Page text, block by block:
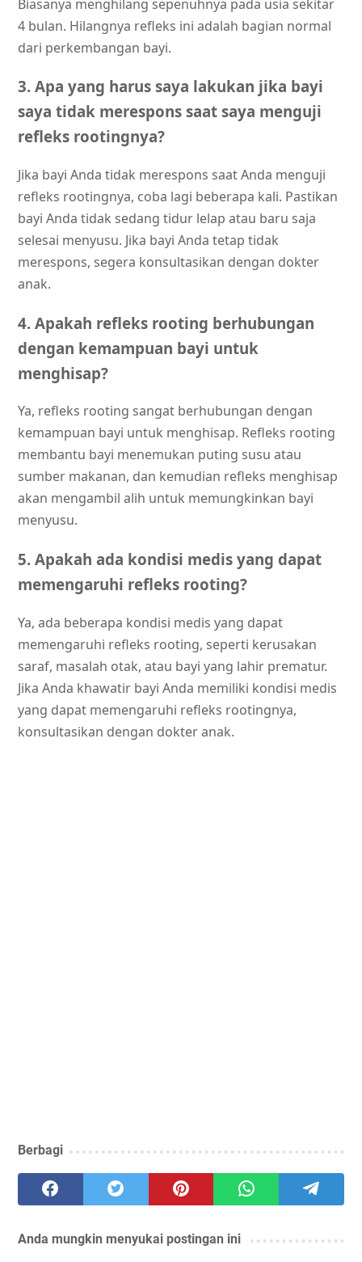
Biasanya menghilang sepenuhnya pada usia sekitar
4 bulan. Hilangnya refleks ini adalah bagian normal
dari perkembangan bayi.
3. Apa yang harus saya lakukan jika bayi
saya tidak merespons saat saya menguji
refleks rootingnya?
Jika bayi Anda tidak merespons saat Anda menguji
refleks rootingnya, coba lagi beberapa kali. Pastikan
bayi Anda tidak sedang tidur lelap atau baru saja
selesai menyusu. Jika bayi Anda tetap tidak
merespons, segera konsultasikan dengan dokter
anak.
4. Apakah refleks rooting berhubungan
dengan kemampuan bayi untuk
menghisap?
Ya, refleks rooting sangat berhubungan dengan
kemampuan bayi untuk menghisap. Refleks rooting
membantu bayi menemukan puting susu atau
sumber makanan, dan kemudian refleks menghisap
akan mengambil alih untuk memungkinkan bayi
menyusu.
5. Apakah ada kondisi medis yang dapat
memengaruhi refleks rooting?
Ya, ada beberapa kondisi medis yang dapat
memengaruhi refleks rooting, seperti kerusakan
saraf, masalah otak, atau bayi yang lahir prematur.
Jika Anda khawatir bayi Anda memiliki kondisi medis
yang dapat memengaruhi refleks rootingnya,
konsultasikan dengan dokter anak.
Berbagi
Anda mungkin menyukai postingan ini